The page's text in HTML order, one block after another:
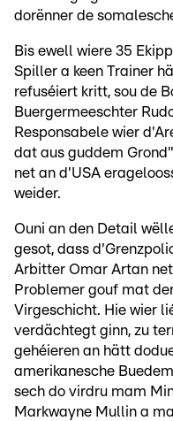
dorënner de
Bis ewell wiere 35
Spiller a keen Trainer
refuséiert kritt, sou de
Buergermeeschter
Responsabele wier
dat aus guddem
net an d'USA
weider.
Ouni an den Detail
gesot, dass
Arbitter Omar Artan
Problemer gouf mat
Virgeschicht. Hie wier
verdächtegt ginn, zu
gehéieren an hätt
amerikanesche
sech do virdru mam
Markwayne Mullin a